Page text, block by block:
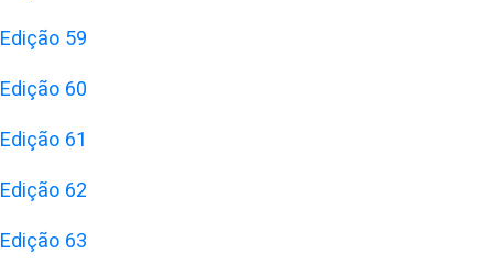
Edição 59
Edição 60
Edição 61
Edição 62
Edição 63